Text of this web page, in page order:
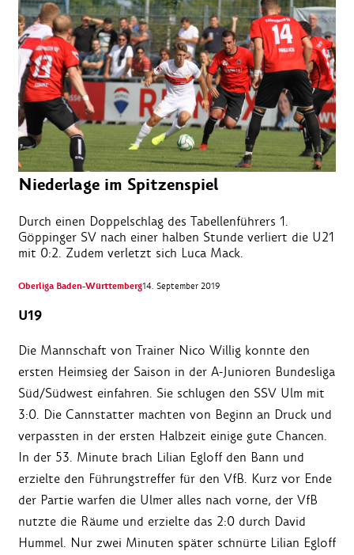
Niederlage im Spitzenspiel
Durch einen Doppelschlag des Tabellenführers 1.
Göppinger SV nach einer halben Stunde verliert die U21
mit 0:2. Zudem verletzt sich Luca Mack.
Oberliga Baden-Württemberg14. September 2019
U19
Die Mannschaft von Trainer Nico Willig konnte den
ersten Heimsieg der Saison in der A-Junioren Bundesliga
Süd/Südwest einfahren. Sie schlugen den SSV Ulm mit
3:0. Die Cannstatter machten von Beginn an Druck und
verpassten in der ersten Halbzeit einige gute Chancen.
In der 53. Minute brach Lilian Egloff den Bann und
erzielte den Führungstreffer für den VfB. Kurz vor Ende
der Partie warfen die Ulmer alles nach vorne, der VfB
nutzte die Räume und erzielte das 2:0 durch David
Hummel. Nur zwei Minuten später schnürte Lilian Egloff